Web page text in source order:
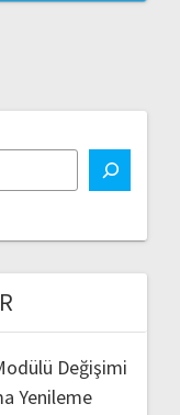
Değişimi
Yenileme